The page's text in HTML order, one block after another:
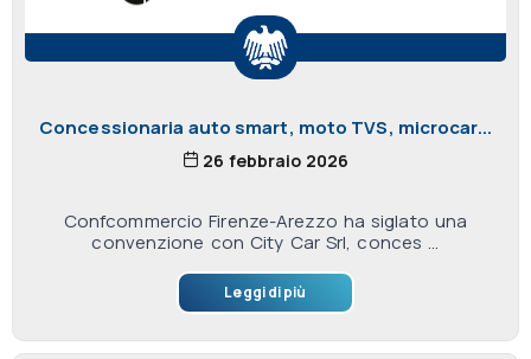
Concessionaria auto smart, moto TVS, microcar...
26 febbraio 2026
Confcommercio Firenze-Arezzo ha siglato una
convenzione con City Car Srl, conces ...
Leggi di più